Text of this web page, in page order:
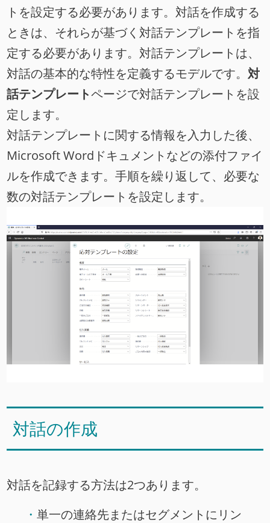
トを設定する必要があります。対話を作成する
ときは、それらが基づく対話テンプレートを指
定する必要があります。対話テンプレートは、
対話の基本的な特性を定義するモデルです。 対
話テンプレートページで対話テンプレートを設
定します。
対話テンプレートに関する情報を入力した後、
Microsoft Wordドキュメントなどの添付ファイ
ルを作成できます。手順を繰り返して、必要な
数の対話テンプレートを設定します。
対話の作成
対話を記録する方法は2つあります。
単一の連絡先またはセグメントにリン